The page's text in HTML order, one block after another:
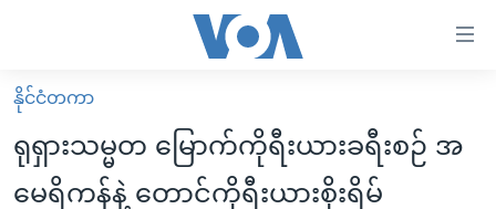
လွယ်ကူ
စေ
သည့်
မူလစာမျက်နှာ
မြန်မာ
ကမ္ဘာ့သတင်းများ
နိုင်ငံတကာ
ရုရှားသမ္မတ မြောက်ကိုရီးယားခရီးစဉ် အ
မေရိကန်နဲ့ တောင်ကိုရီးယားစိုးရိမ်